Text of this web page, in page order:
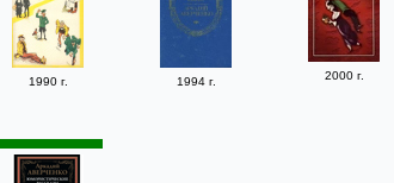
1990 г.
1994 г.
2000 г.